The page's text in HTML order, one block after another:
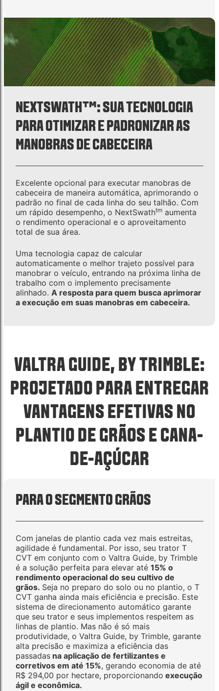
NEXTSWATH™: SUA TECNOLOGIA
PARA OTIMIZAR E PADRONIZAR AS
MANOBRAS DE CABECEIRA
Excelente opcional para executar manobras de
cabeceira de maneira automática, aprimorando o
padrão no final de cada linha do seu talhão. Com
um rápido desempenho, o NextSwathtm aumenta
o rendimento operacional e o aproveitamento
total de sua área.
Uma tecnologia capaz de calcular
automaticamente o melhor trajeto possível para
manobrar o veículo, entrando na próxima linha de
trabalho com o implemento precisamente
alinhado. A resposta para quem busca aprimorar
a execução em suas manobras em cabeceira.
VALTRA GUIDE, BY TRIMBLE:
PROJETADO PARA ENTREGAR
VANTAGENS EFETIVAS NO
PLANTIO DE GRÃOS E CANA-
DE-AÇÚCAR
PARA O SEGMENTO GRÃOS
Com janelas de plantio cada vez mais estreitas,
agilidade é fundamental. Por isso, seu trator T
CVT em conjunto com o Valtra Guide, by Trimble
é a solução perfeita para elevar até 15% o
rendimento operacional do seu cultivo de
grãos. Seja no preparo do solo ou no plantio, o T
CVT ganha ainda mais eficiência e precisão. Este
sistema de direcionamento automático garante
que seu trator e seus implementos respeitem as
linhas de plantio. Mas não é só mais
produtividade, o Valtra Guide, by Trimble, garante
alta precisão e maximiza a eficiência das
passadas na aplicação de fertilizantes e
corretivos em até 15%, gerando economia de até
R$ 294,00 por hectare, proporcionando execução
ágil e econômica.